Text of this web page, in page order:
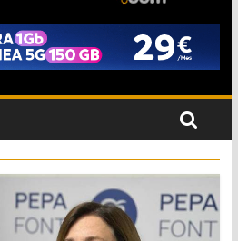
en los Jardins de
reciben las llaves de la ciudad y
Dénia